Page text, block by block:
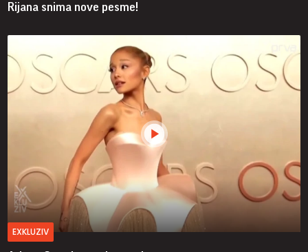
Rijana snima nove pesme!
EXKLUZIV